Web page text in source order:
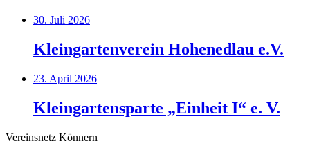
30. Juli 2026
Kleingartenverein Hohenedlau e.V.
23. April 2026
Kleingartensparte „Einheit I“ e. V.
Vereinsnetz Könnern